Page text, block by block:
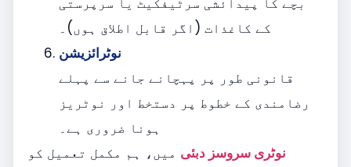
کے کاغذات (اگر قابل اطلاق ہوں)۔
نوٹرائزیشن
قانونی طور پر پہچانے جانے سے پہلے
رضامندی کے خطوط پر دستخط اور نوٹریز
ہونا ضروری ہے۔
نوٹری سروسز دبئی میں، ہم مکمل تعمیل کو